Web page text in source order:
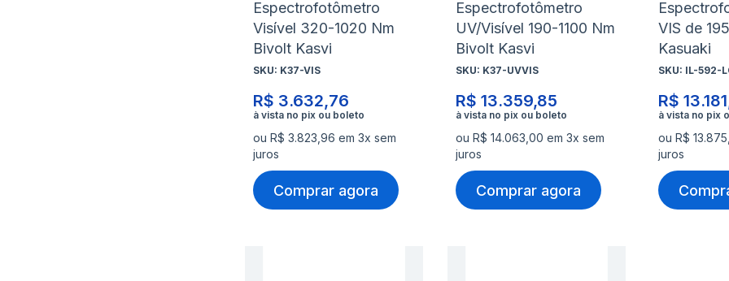
Espectrofotômetro
Visível 320-1020 Nm
Bivolt Kasvi
SKU: K37-VIS
R$ 3.632,76
ou R$ 3.823,96 em 3x sem
juros
Comprar agora
Espectrofotômetro
UV/Visível 190-1100 Nm
Bivolt Kasvi
SKU: K37-UVVIS
R$ 13.359,85
ou R$ 14.063,00 em 3x sem
juros
Comprar agora
VIS de
Kasuaki
SKU: IL-592-
R$
ou R$
juros